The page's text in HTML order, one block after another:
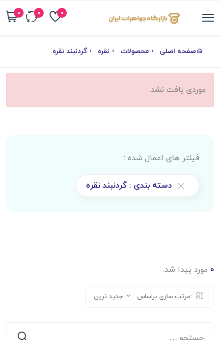
0
0
0
صفحه اصلی محصولات نقره گردنبند نقره
موردی یافت نشد.
فیلتر های اعمال شده :
دسته بندی : گردنبند نقره
0 مورد پیدا شد.
مرتب سازی براساس: جدید ترین